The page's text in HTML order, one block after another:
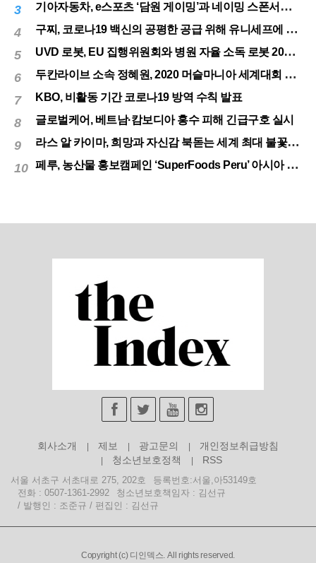
3 기아자동차, e스포츠 ‘담원 게이밍’과 네이밍 스폰서십 체결
4 구찌, 코로나19 백신의 공평한 공급 위해 유니세프에 50만달러 기부
5 UVD 로봇, EU 집행위원회와 병원 자율 소독 로봇 200대 공급 계약
6 두칸라이브 소속 정혜원, 2020 머슬마니아 세계대회 우승
7 KBO, 비활동 기간 코로나19 방역 수칙 발표
8 글로벌케어, 베트남·캄보디아 홍수 피해 긴급구호 실시
9 라스 알 카이마, 희망과 자신감 북돋는 세계 최대 불꽃놀이
10 페루, 농산물 홍보캠페인 ‘SuperFoods Peru’ 아시아 진출개척
회사소개 제보 광고문의
개인정보취급방침
청소년보호정책
RSS
서울 서초구 서초대로 275, 202호
등록번호:서울,아53149호
전화 : 0507-1361-2992
청소년보호책임자 : 김선규
/ 발행인 : 조준규 / 편집인 : 김선규
Copyright (c) 디인덱스. All rights reserved.